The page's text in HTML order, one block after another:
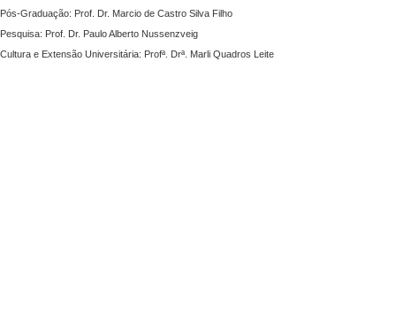
Pós-Graduação: Prof. Dr. Marcio de Castro Silva Filho
Pesquisa: Prof. Dr. Paulo Alberto Nussenzveig
Cultura e Extensão Universitária: Profª. Drª. Marli Quadros Leite